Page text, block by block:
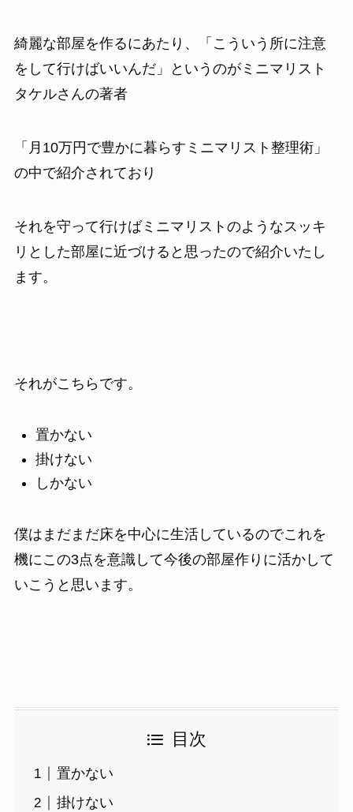
綺麗な部屋を作るにあたり、「こういう所に注意
をして行けばいいんだ」というのがミニマリスト
タケルさんの著者
「月10万円で豊かに暮らすミニマリスト整理術」
の中で紹介されており
それを守って行けばミニマリストのようなスッキ
リとした部屋に近づけると思ったので紹介いたし
ます。
それがこちらです。
置かない
掛けない
しかない
僕はまだまだ床を中心に生活しているのでこれを
機にこの3点を意識して今後の部屋作りに活かして
いこうと思います。
目次
置かない
掛けない